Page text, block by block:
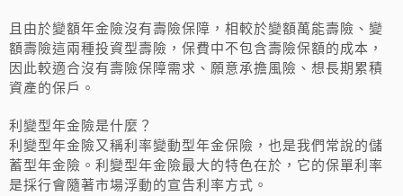
且由於變額年金險沒有壽險保障，相較於變額萬能壽險、變
額壽險這兩種投資型壽險，保費中不包含壽險保額的成本，
因此較適合沒有壽險保障需求、願意承擔風險、想長期累積
資產的保戶。
利變型年金險是什麼？
利變型年金險又稱利率變動型年金保險，也是我們常說的儲
蓄型年金險。利變型年金險最大的特色在於，它的保單利率
是採行會隨著市場浮動的宣告利率方式。